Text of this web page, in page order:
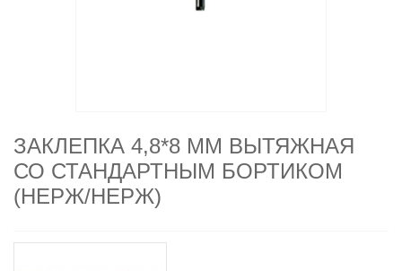
ЗАКЛЕПКА 4,8*8 ММ ВЫТЯЖНАЯ
СО СТАНДАРТНЫМ БОРТИКОМ
(НЕРЖ/НЕРЖ)